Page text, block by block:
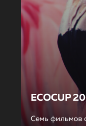
ECOCUP
Семь фильмов